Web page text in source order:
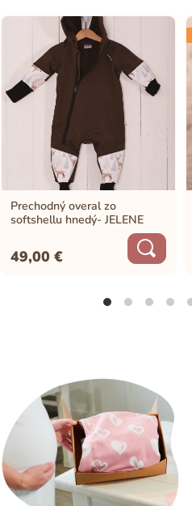
Prechodný overal zo
softshellu hnedý- JELENE
49,00€